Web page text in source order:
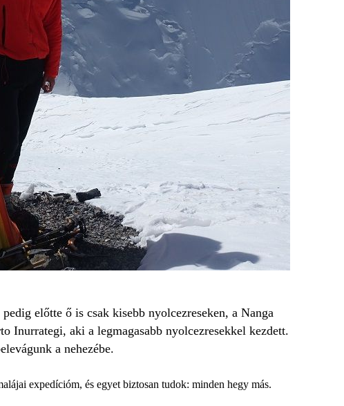
előtte ő is csak kisebb nyolcezreseken, a Nanga
Inurrategi, aki a legmagasabb nyolcezresekkel kezdett.
a nehezébe.
expedícióm, és egyet biztosan tudok: minden hegy más.